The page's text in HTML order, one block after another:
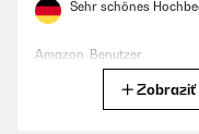
Sehr schönes
Amazon-Benutzer
Zobraziť